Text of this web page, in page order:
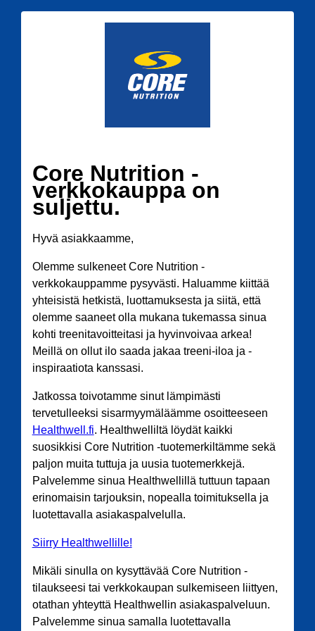
Core Nutrition -
verkkokauppa on
suljettu.
Hyvä asiakkaamme,
Olemme sulkeneet Core Nutrition -
verkkokauppamme pysyvästi. Haluamme kiittää
yhteisistä hetkistä, luottamuksesta ja siitä, että
olemme saaneet olla mukana tukemassa sinua
kohti treenitavoitteitasi ja hyvinvoivaa arkea!
Meillä on ollut ilo saada jakaa treeni-iloa ja -
inspiraatiota kanssasi.
Jatkossa toivotamme sinut lämpimästi
tervetulleeksi sisarmyymäläämme osoitteeseen
Healthwell.fi. Healthwelliltä löydät kaikki
suosikkisi Core Nutrition -tuotemerkiltämme sekä
paljon muita tuttuja ja uusia tuotemerkkejä.
Palvelemme sinua Healthwellillä tuttuun tapaan
erinomaisin tarjouksin, nopealla toimituksella ja
luotettavalla asiakaspalvelulla.
Siirry Healthwellille!
Mikäli sinulla on kysyttävää Core Nutrition -
tilaukseesi tai verkkokaupan sulkemiseen liittyen,
otathan yhteyttä Healthwellin asiakaspalveluun.
Palvelemme sinua samalla luotettavalla